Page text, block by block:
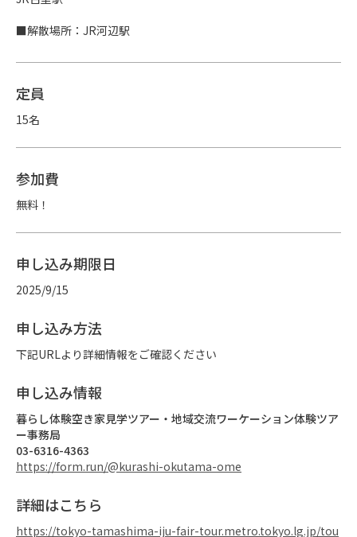
■解散場所：JR河辺駅
定員
15名
参加費
無料！
申し込み期限日
2025/9/15
申し込み方法
下記URLより詳細情報をご確認ください
申し込み情報
暮らし体験空き家見学ツアー・地域交流ワーケーション体験ツア
ー事務局
03-6316-4363
https://form.run/@kurashi-okutama-ome
詳細はこちら
https://tokyo-tamashima-iju-fair-tour.metro.tokyo.lg.jp/tou